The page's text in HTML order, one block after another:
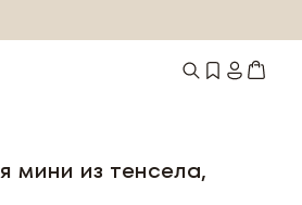
мини из тенсела,